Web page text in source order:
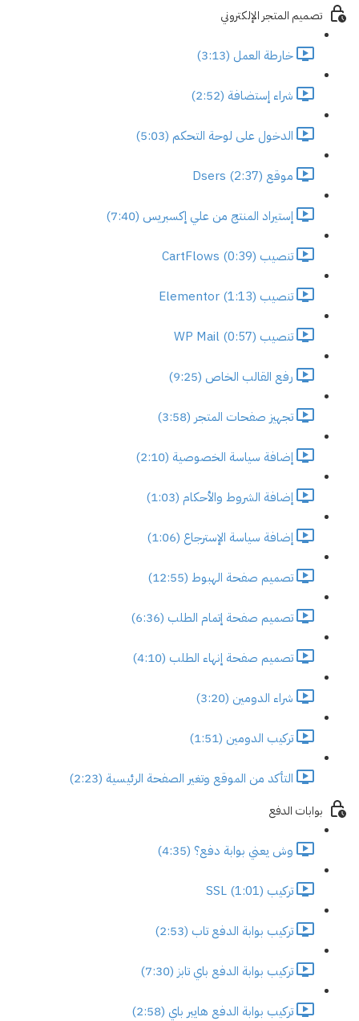
تصميم المتجر الإلكتروني
خارطة العمل (3:13)
شراء إستضافة (2:52)
الدخول على لوحة التحكم (5:03)
موقع Dsers (2:37)
إستيراد المنتج من علي إكسبريس (7:40)
تنصيب CartFlows (0:39)
تنصيب Elementor (1:13)
تنصيب WP Mail (0:57)
رفع القالب الخاص (9:25)
تجهيز صفحات المتجر (3:58)
إضافة سياسة الخصوصية (2:10)
إضافة الشروط والأحكام (1:03)
إضافة سياسة الإسترجاع (1:06)
تصميم صفحة الهبوط (12:55)
تصميم صفحة إتمام الطلب (6:36)
تصميم صفحة إنهاء الطلب (4:10)
شراء الدومين (3:20)
تركيب الدومين (1:51)
التأكد من الموقع وتغير الصفحة الرئيسية (2:23)
بوابات الدفع
وش يعني بوابة دفع؟ (4:35)
تركيب SSL (1:01)
تركيب بوابة الدفع تاب (2:53)
تركيب بوابة الدفع باي تابز (7:30)
تركيب بوابة الدفع هايبر باي (2:58)